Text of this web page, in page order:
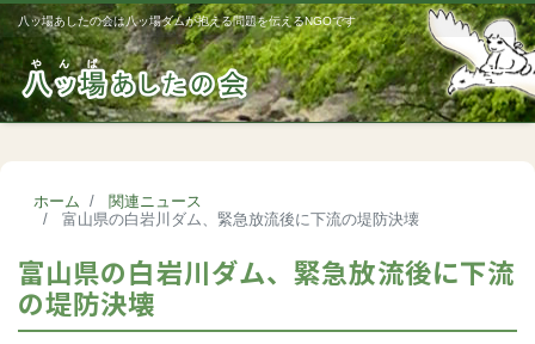
八ッ場あしたの会は八ッ場ダムが抱える問題を伝えるNGOです
ホーム
関連ニュース
富山県の白岩川ダム、緊急放流後に下流の堤防決壊
富山県の白岩川ダム、緊急放流後に下流
の堤防決壊